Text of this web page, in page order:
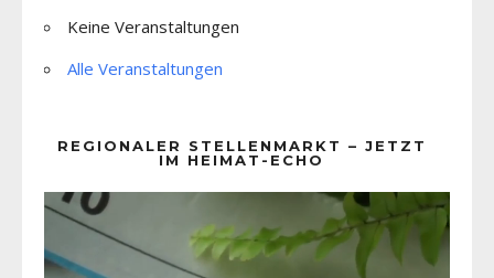
Keine Veranstaltungen
Alle Veranstaltungen
REGIONALER STELLENMARKT – JETZT
IM HEIMAT-ECHO
Player